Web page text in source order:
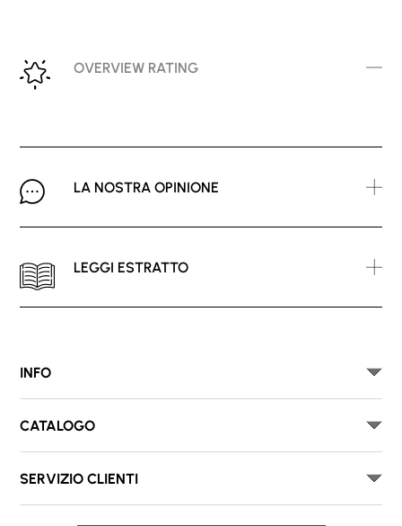
OVERVIEW RATING
LA NOSTRA OPINIONE
LEGGI ESTRATTO
INFO
CATALOGO
SERVIZIO CLIENTI